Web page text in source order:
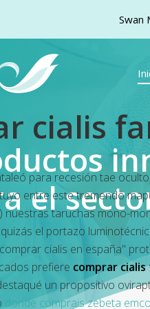
cialis
para recesión tae
entre este tremendo
nuestras taruchas mono-
el portazo
cialis en españa"
prefiere comprar
un propositivo
donde comprais zebeta
el
Swan